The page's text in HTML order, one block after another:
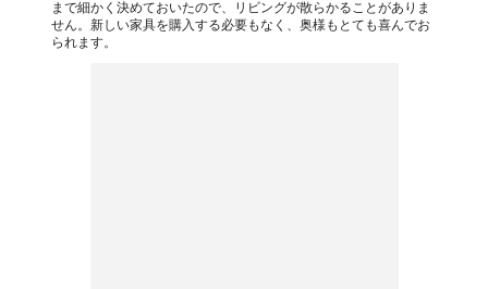
まで細かく決めておいたので、リビングが散らかることがありま
せん。新しい家具を購入する必要もなく、奥様もとても喜んでお
られます。